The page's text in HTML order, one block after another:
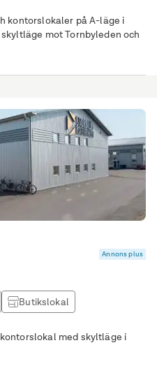
kontorslokaler på A-läge i
mot Tornbyleden och
Annons plus
Butikslokal
med skyltläge i